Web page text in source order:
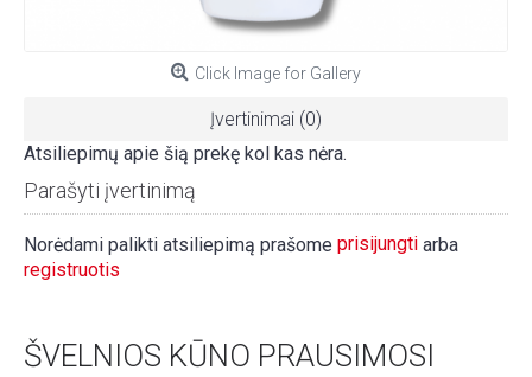
Click Image for Gallery
Įvertinimai (0)
Atsiliepimų apie šią prekę kol kas nėra.
Parašyti įvertinimą
Norėdami palikti atsiliepimą prašome prisijungti arba
registruotis
ŠVELNIOS KŪNO PRAUSIMOSI